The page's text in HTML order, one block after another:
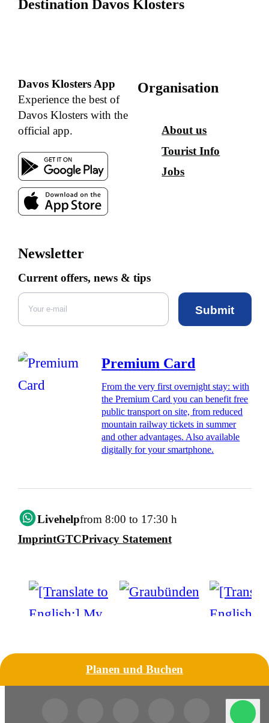
Destination Davos Klosters
Davos Klosters App
Experience the best of
Davos Klosters with the
official app.
Organisation
About us
Tourist Info
Jobs
Newsletter
Current offers, news & tips
Submit
Premium Card
From the very first overnight stay: with
the Premium Card you can benefit free
public transport on site, from reduced
mountain railway tickets in summer
and other advantages. Also available
digitally for your smartphone.
Livehelpfrom 8:00 to 17:30 h
ImprintGTCPrivacy Statement
Planen und Buchen